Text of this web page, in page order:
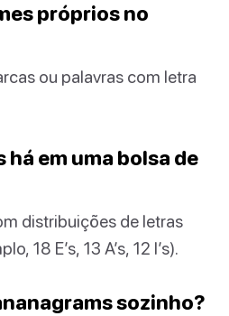
próprios no
ou palavras com letra
há em uma bolsa de
distribuições de letras
18 E’s, 13 A’s, 12 I’s).
sozinho?